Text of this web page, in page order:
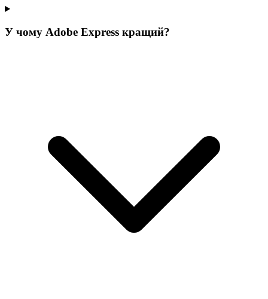
У чому Adobe Express кращий?